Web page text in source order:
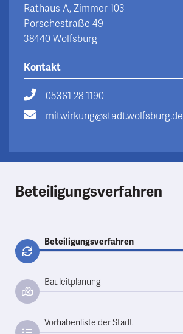
Rathaus A, Zimmer 103
Porschestraße 49
38440 Wolfsburg
Kontakt
05361 28 1190
mitwirkung@stadt.wolfsburg.de
Beteiligungsverfahren
Beteiligungsverfahren
Bauleitplanung
Vorhabenliste der Stadt